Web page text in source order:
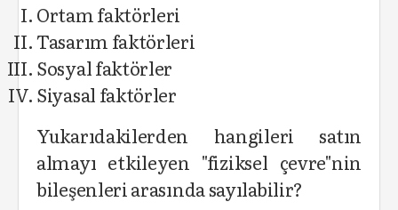
Ortam faktörleri
Tasarım faktörleri
Sosyal faktörler
Siyasal faktörler
Yukarıdakilerden hangileri satın
almayı etkileyen "fiziksel çevre"nin
bileşenleri arasında sayılabilir?